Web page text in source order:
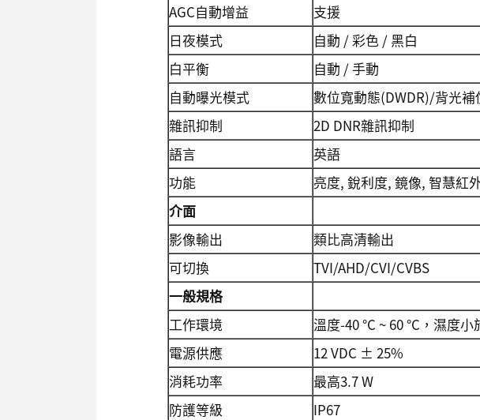
AGC自動增益
支援
日夜模式
自動 / 彩色 / 黑白
白平衡
自動 / 手動
自動曝光模式
數位寬動態(DWDR)/背光
雜訊抑制
2D DNR雜訊抑制
語言
英語
功能
亮度, 銳利度, 鏡像, 智慧紅
介面
影像輸出
類比高清輸出
可切換
TVI/AHD/CVI/CVBS
一般規格
工作環境
溫度-40 °C ~ 60 °C，濕度
電源供應
12 VDC ± 25%
消耗功率
最高3.7 W
防護等級
IP67